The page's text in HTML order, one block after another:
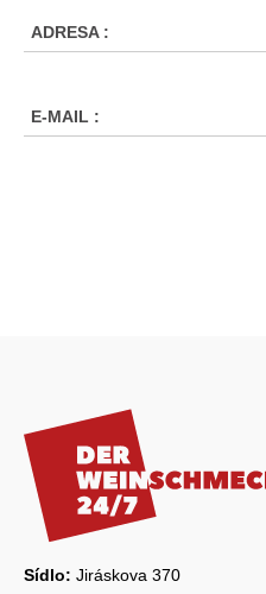
ADRESA :
E-MAIL :
Sídlo: Jiráskova 370